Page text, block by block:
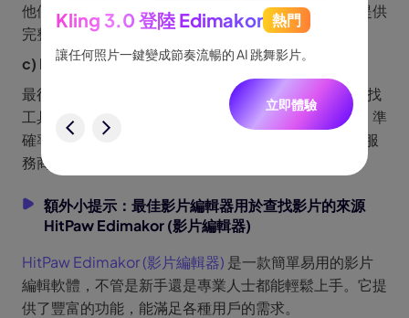
他們的搜尋頁面，上傳你想查找的影片的圖片，它會提供
完整的影片來源詳情。
c) Pixsy
最後要介紹的是 Pixsy，這也是一個很棒的影片來源查找
工具。它能從網絡上幫你找到與影片相關的所有信息，準
確率高達 99%。這個平台設計得很好，還能提供多家服
務商的結果。
額外小提示：最佳影片編輯器用於查找影片的來源
HitPaw Edimakor (影片編輯器)
HitPaw Edimakor (影片編輯器) 是一款簡單易用的影片
編輯軟體，不管是新手還是專業人士都能輕鬆上手。它提
供了豐富的功能，能滿足各種用戶的需求。
Kling 3.0 登陸 Edimakor 熱門
讓任何照片一鍵變成節奏流暢的 AI 跳舞影片。
立即體驗